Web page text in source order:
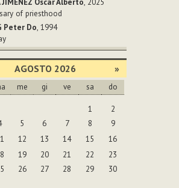
JIMÉNEZ Oscar Alberto, 2025
of priesthood
Peter Do, 1994
AGOSTO 2026 »
me gi ve sa do
1
2
5 6 7 8
9
12 13 14 15
16
19 20 21 22
23
26 27 28 29
30